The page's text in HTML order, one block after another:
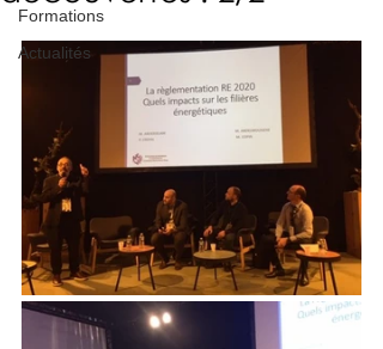
Formations
Actualités